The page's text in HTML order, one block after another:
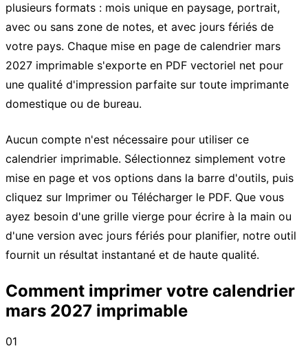
plusieurs formats : mois unique en paysage, portrait,
avec ou sans zone de notes, et avec jours fériés de
votre pays. Chaque mise en page de calendrier mars
2027 imprimable s'exporte en PDF vectoriel net pour
une qualité d'impression parfaite sur toute imprimante
domestique ou de bureau.
Aucun compte n'est nécessaire pour utiliser ce
calendrier imprimable. Sélectionnez simplement votre
mise en page et vos options dans la barre d'outils, puis
cliquez sur Imprimer ou Télécharger le PDF. Que vous
ayez besoin d'une grille vierge pour écrire à la main ou
d'une version avec jours fériés pour planifier, notre outil
fournit un résultat instantané et de haute qualité.
Comment imprimer votre calendrier
mars 2027 imprimable
01